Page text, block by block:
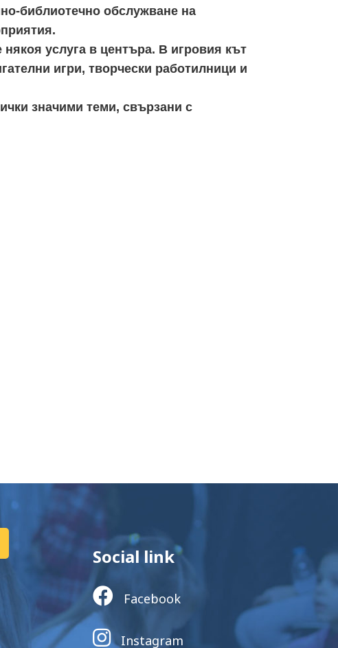
библиотечно обслужване на
услуга в центъра. В игровия кът
игри, творчески работилници и
значими теми, свързани с
Social link
Facebook
Instagram